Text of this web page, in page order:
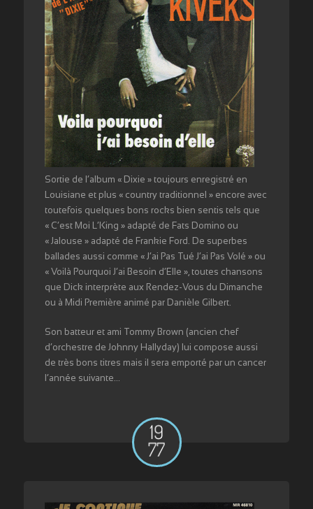
Sortie de l’album « Dixie » toujours enregistré en
Louisiane et plus « country traditionnel » encore avec
toutefois quelques bons rocks bien sentis tels que
« C’est Moi L’King » adapté de Fats Domino ou
« Jalouse » adapté de Frankie Ford. De superbes
ballades aussi comme « J’ai Pas Tué J’ai Pas Volé » ou
« Voilà Pourquoi J’ai Besoin d’Elle », toutes chansons
que Dick interprète aux Rendez-Vous du Dimanche
ou à Midi Première animé par Danièle Gilbert.
Son batteur et ami Tommy Brown (ancien chef
d’orchestre de Johnny Hallyday) lui compose aussi
de très bons titres mais il sera emporté par un cancer
l’année suivante…